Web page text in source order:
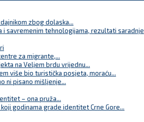
zbog dolaska...
i savremenim tehnologijama, rezultati saradnje
za migrante,...
na Veljem brdu vrijednu...
više bio turistička posjeta, moraću...
ni pisano mišljenje...
– ona pruža...
godinama grade identitet Crne Gore...